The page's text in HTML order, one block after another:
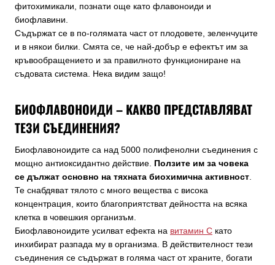
фитохимикали, познати още като флавоноиди и
биофлавини.
Съдържат се в по-голямата част от плодовете, зеленчуците
и в някои билки. Смята се, че най-добър е ефектът им за
кръвообращението и за правилното функциониране на
съдовата система. Нека видим защо!
БИОФЛАВОНОИДИ – КАКВО ПРЕДСТАВЛЯВАТ
ТЕЗИ СЪЕДИНЕНИЯ?
Биофлавоноидите са над 5000 полифенолни съединения с
мощно антиоксидантно действие. Ползите им за човека
се дължат основно на тяхната биохимична активност
Те снабдяват тялото с много вещества с висока
концентрация, които благоприятстват дейността на всяка
клетка в човешкия организъм.
Биофлавоноидите усилват ефекта на витамин C като
инхибират разпада му в организма. В действителност тези
съединения се съдържат в голяма част от храните, богати